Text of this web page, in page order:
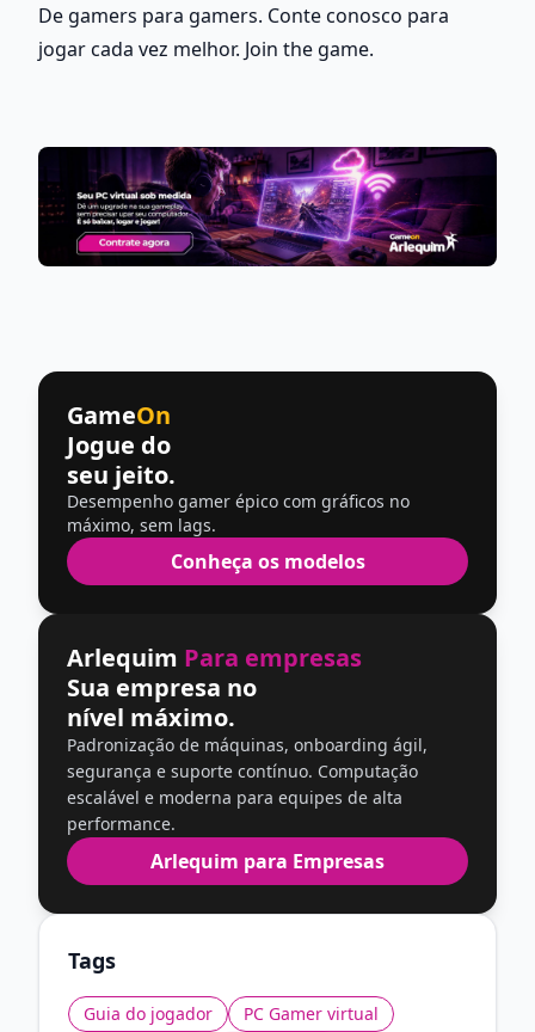
De gamers para gamers. Conte conosco para
jogar cada vez melhor. Join the game.
GameOn
Jogue do
seu jeito.
Desempenho gamer épico com gráficos no
máximo, sem lags.
Conheça os modelos
Arlequim Para empresas
Sua empresa no
nível máximo.
Padronização de máquinas, onboarding ágil,
segurança e suporte contínuo. Computação
escalável e moderna para equipes de alta
performance.
Arlequim para Empresas
Tags
Guia do jogador
PC Gamer virtual